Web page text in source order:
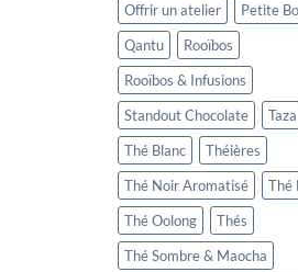
Offrir un atelier
Petite
Qantu
Rooïbos
Rooïbos & Infusions
Standout Chocolate
Taza
Thé Blanc
Théières
Thé Noir Aromatisé
Thé
Thé Oolong
Thés
Thé Sombre & Maocha